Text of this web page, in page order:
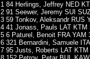
1 84 Herlings, Jeffrey NED
2 91 Seewer, Jeremy SUI
3 59 Tonkov, Aleksandr RUS
4 41 Jonass, Pauls LAT KTM
5 6 Paturel, Benoit FRA YAM
6 321 Bernardini, Samuele
7 95 Justs, Roberts LAT KTM